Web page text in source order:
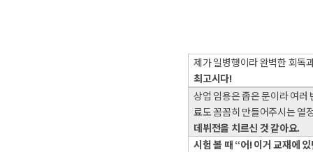
제가 일병행이라 완벽한 회독
최고시다!
상업 임용은 좁은 문이라 여러
료도 꼼꼼히 만들어주시는 열
데뷔전을 치르신 것 같아요.
시험 볼 때 “어! 이거 교재에